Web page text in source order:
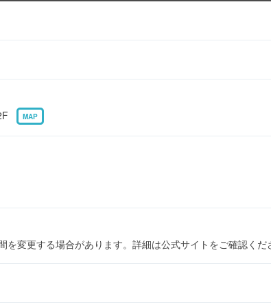
MAP
を変更する場合があります。詳細は公式サイトをご確認くだ